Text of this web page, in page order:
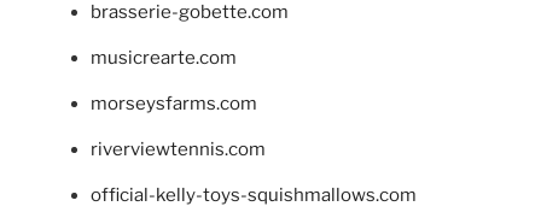
brasserie-gobette.com
musicrearte.com
morseysfarms.com
riverviewtennis.com
official-kelly-toys-squishmallows.com